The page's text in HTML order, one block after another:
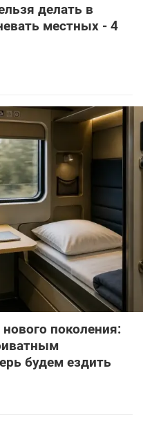
делать в
местных - 4
поколения:
будем ездить